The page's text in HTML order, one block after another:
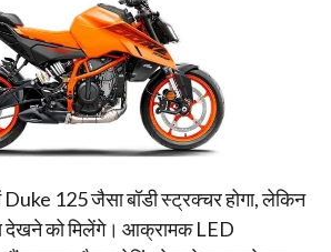
125 जैसा बॉडी स्ट्रक्चर होगा, लेकिन
को मिलेंगे। आक्रामक LED